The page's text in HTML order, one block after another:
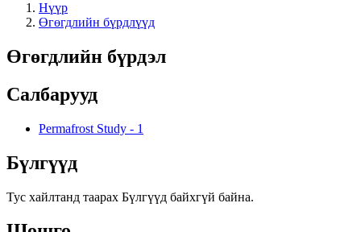
Нүүр
Өгөгдлийн бүрдлүүд
Өгөгдлийн бүрдэл
Салбарууд
Permafrost Study - 1
Бүлгүүд
Тус хайлтанд таарах Бүлгүүд байхгүй байна.